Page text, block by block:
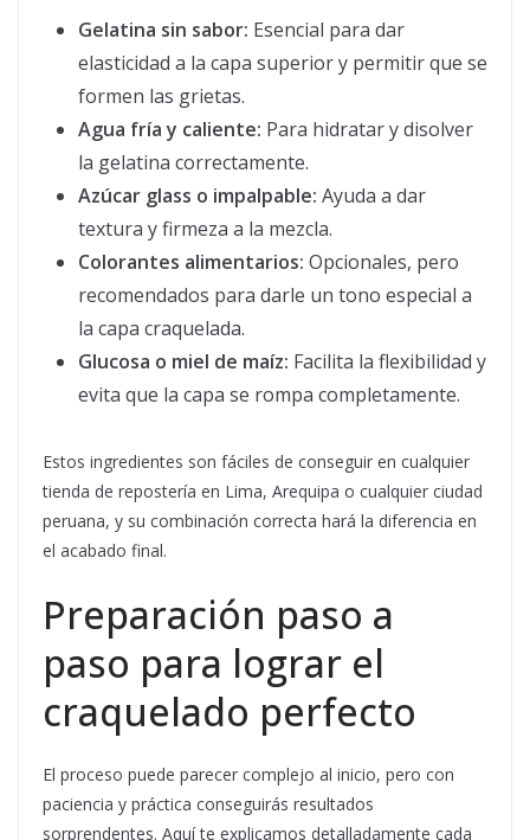
Gelatina sin sabor: Esencial para dar
elasticidad a la capa superior y permitir que se
formen las grietas.
Agua fría y caliente: Para hidratar y disolver
la gelatina correctamente.
Azúcar glass o impalpable: Ayuda a dar
textura y firmeza a la mezcla.
Colorantes alimentarios: Opcionales, pero
recomendados para darle un tono especial a
la capa craquelada.
Glucosa o miel de maíz: Facilita la flexibilidad y
evita que la capa se rompa completamente.
Estos ingredientes son fáciles de conseguir en cualquier
tienda de repostería en Lima, Arequipa o cualquier ciudad
peruana, y su combinación correcta hará la diferencia en
el acabado final.
Preparación paso a
paso para lograr el
craquelado perfecto
El proceso puede parecer complejo al inicio, pero con
paciencia y práctica conseguirás resultados
sorprendentes. Aquí te explicamos detalladamente cada